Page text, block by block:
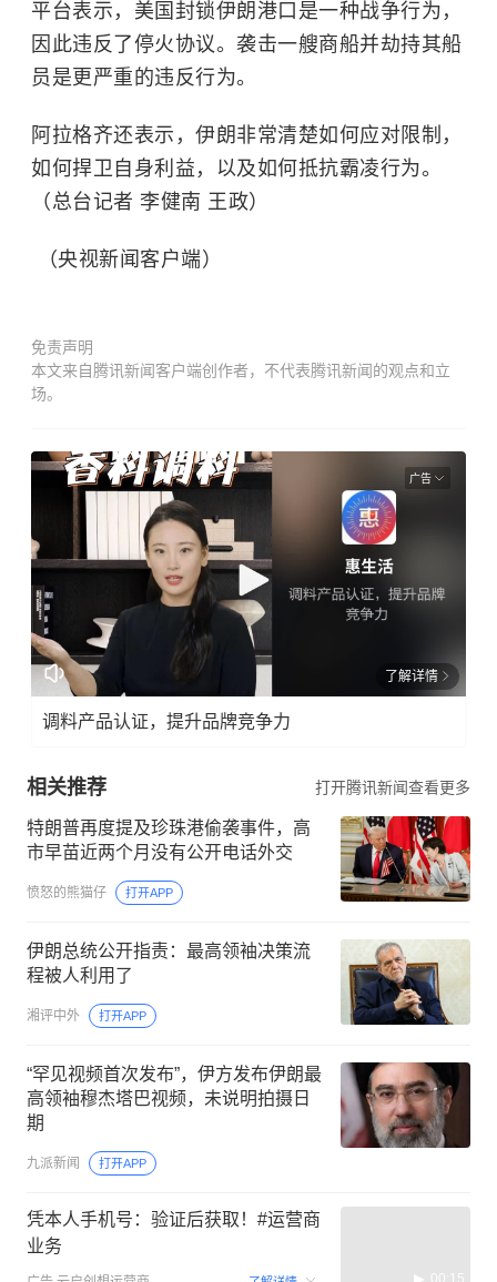
平台表示，美国封锁伊朗港口是一种战争行为，
因此违反了停火协议。袭击一艘商船并劫持其船
员是更严重的违反行为。
阿拉格齐还表示，伊朗非常清楚如何应对限制，
如何捍卫自身利益，以及如何抵抗霸凌行为。
（总台记者 李健南 王政）
（央视新闻客户端）
免责声明
本文来自腾讯新闻客户端创作者，不代表腾讯新闻的观点和立
场。
广告
了解详情
调料产品认证，提升品牌竞争力
相关推荐 打开腾讯新闻查看更多
特朗普再度提及珍珠港偷袭事件，高
市早苗近两个月没有公开电话外交
愤怒的熊猫仔 打开APP
伊朗总统公开指责：最高领袖决策流
程被人利用了
湘评中外 打开APP
“罕见视频首次发布”，伊方发布伊朗最
高领袖穆杰塔巴视频，未说明拍摄日
期
九派新闻 打开APP
凭本人手机号：验证后获取！#运营商
业务